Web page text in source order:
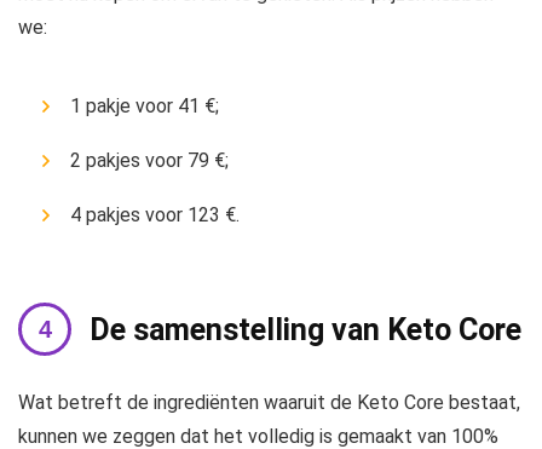
we:
1 pakje voor 41 €;
2 pakjes voor 79 €;
4 pakjes voor 123 €.
De samenstelling van Keto Core
Wat betreft de ingrediënten waaruit de Keto Core bestaat,
kunnen we zeggen dat het volledig is gemaakt van 100%